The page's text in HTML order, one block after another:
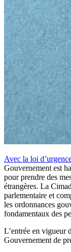
Avec la loi
Gouvernement est
pour prendre des
étrangères. La
parlementaire et
les ordonnances
fondamentaux des
L’entrée en vigueur
Gouvernement de